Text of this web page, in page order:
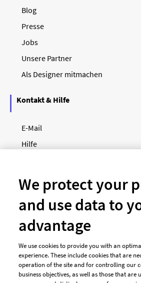
Blog
Presse
Jobs
Unsere Partner
Als Designer mitmachen
Kontakt & Hilfe
E-Mail
Hilfe
Unsere Zahlungsarten
We protect your
and use data to
advantage
We use cookies to provide you with an
experience. These include cookies that are
operation of the site and for controlling our
business objectives, as well as those that are